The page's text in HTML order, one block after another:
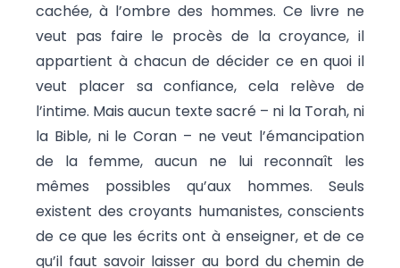
cachée, à l’ombre des hommes. Ce livre ne
veut pas faire le procès de la croyance, il
appartient à chacun de décider ce en quoi il
veut placer sa confiance, cela relève de
l’intime. Mais aucun texte sacré – ni la Torah, ni
la Bible, ni le Coran – ne veut l’émancipation
de la femme, aucun ne lui reconnaît les
mêmes possibles qu’aux hommes. Seuls
existent des croyants humanistes, conscients
de ce que les écrits ont à enseigner, et de ce
qu’il faut savoir laisser au bord du chemin de